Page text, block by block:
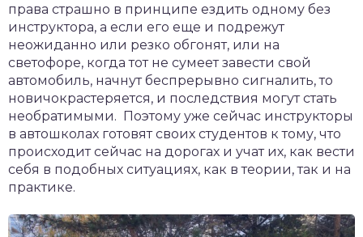
права страшно в принципе ездить одному без
инструктора, а если его еще и подрежут
неожиданно или резко обгонят, или на
светофоре, когда тот не сумеет завести свой
автомобиль, начнут беспрерывно сигналить, то
новичокрастеряется, и последствия могут стать
необратимыми. Поэтому уже сейчас инструкторы
в автошколах готовят своих студентов к тому, что
происходит сейчас на дорогах и учат их, как вести
себя в подобных ситуациях, как в теории, так и на
практике.